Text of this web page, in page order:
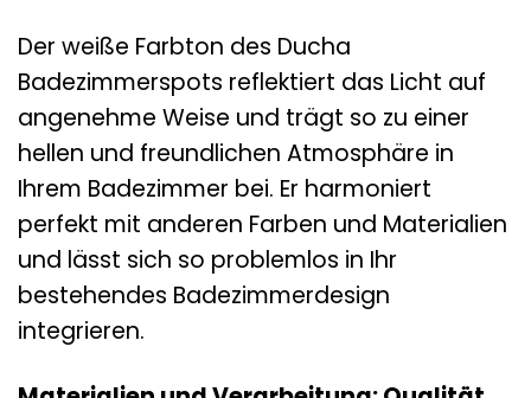
Der weiße Farbton des Ducha
Badezimmerspots reflektiert das Licht auf
angenehme Weise und trägt so zu einer
hellen und freundlichen Atmosphäre in
Ihrem Badezimmer bei. Er harmoniert
perfekt mit anderen Farben und Materialien
und lässt sich so problemlos in Ihr
bestehendes Badezimmerdesign
integrieren.